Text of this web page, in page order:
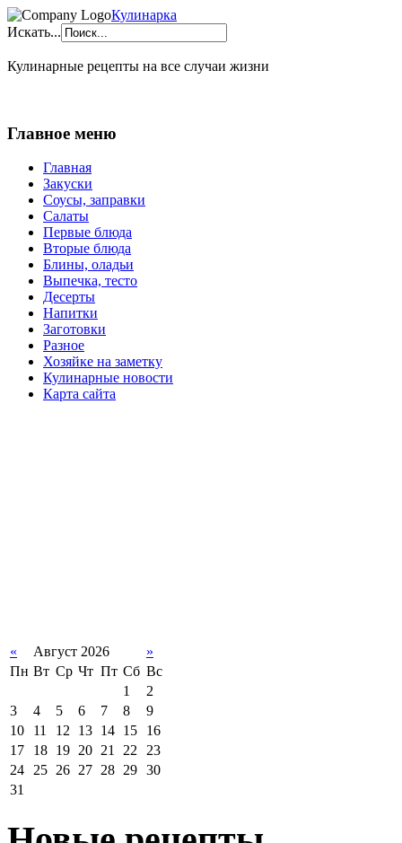
Кулинарка
Искать...
Кулинарные рецепты на все случаи жизни
Главное меню
Главная
Закуски
Соусы, заправки
Салаты
Первые блюда
Вторые блюда
Блины, оладьи
Выпечка, тесто
Десерты
Напитки
Заготовки
Разное
Хозяйке на заметку
Кулинарные новости
Карта сайта
« Август 2026
»
Пн Вт Ср Чт Пт Сб Вс
1
2
3
4 5 6 7 8
9
10
11 12 13 14 15
16
17
18 19 20 21 22 23
24 25 26 27 28 29 30
31